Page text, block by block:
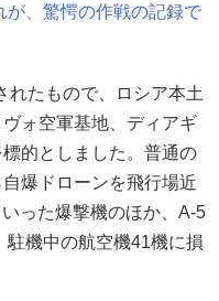
が、驚愕の作戦の記録で
れたもので、ロシア本土
ォ空軍基地、ディアギ
的としました。普通の
爆ドローンを飛行場近
った爆撃機のほか、A-5
機中の航空機41機に損